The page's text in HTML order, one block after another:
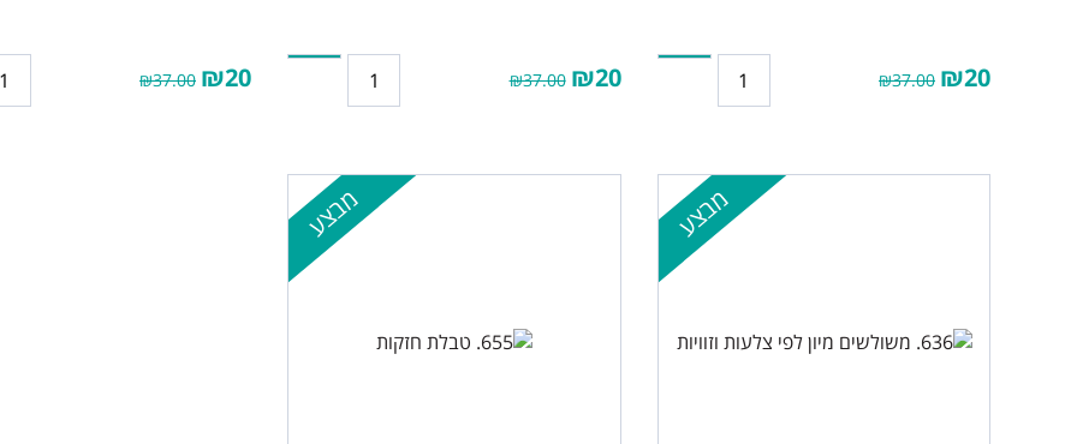
₪20
₪37.00
₪20
₪37.00
₪20
₪37.00
מבצע מבצע